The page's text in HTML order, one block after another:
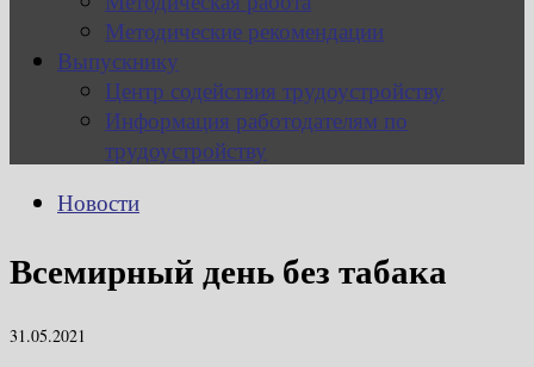
Методические рекомендации
Выпускнику
Центр содействия трудоустройству
Информация работодателям по
трудоустройству
Новости
Всемирный день без табака
31.05.2021